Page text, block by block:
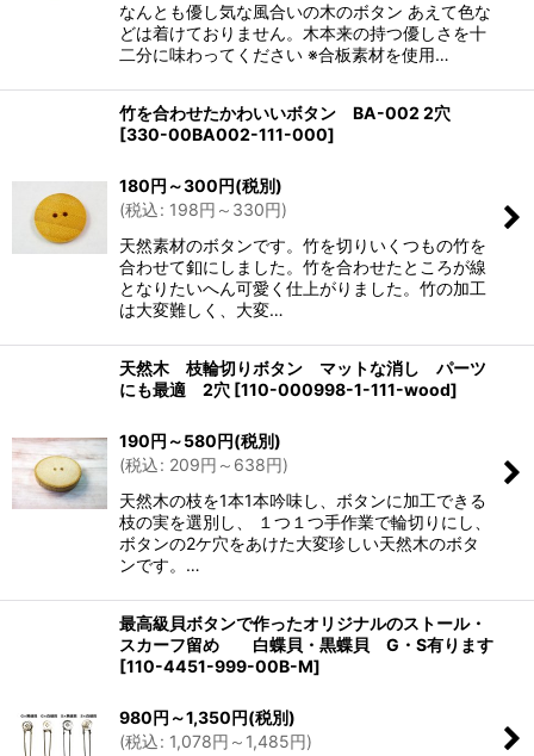
なんとも優し気な風合いの木のボタン あえて色な
どは着けておりません。木本来の持つ優しさを十
二分に味わってください ※合板素材を使用…
竹を合わせたかわいいボタン BA-002 2穴
[330-00BA002-111-000]
180円 ～300円(税別)
(税込: 198円 ～330円)
天然素材のボタンです。竹を切りいくつもの竹を
合わせて釦にしました。竹を合わせたところが線
となりたいへん可愛く仕上がりました。竹の加工
は大変難しく、大変…
天然木 枝輪切りボタン マットな消し パーツ
にも最適 2穴 [110-000998-1-111-wood]
190円 ～580円(税別)
(税込: 209円 ～638円)
天然木の枝を1本1本吟味し、ボタンに加工できる
枝の実を選別し、 １つ１つ手作業で輪切りにし、
ボタンの2ケ穴をあけた大変珍しい天然木のボタ
ンです。…
最高級貝ボタンで作ったオリジナルのストール・
スカーフ留め 白蝶貝・黒蝶貝 G・S有ります
[110-4451-999-00B-M]
980円 ～1,350円(税別)
(税込: 1,078円 ～1,485円)